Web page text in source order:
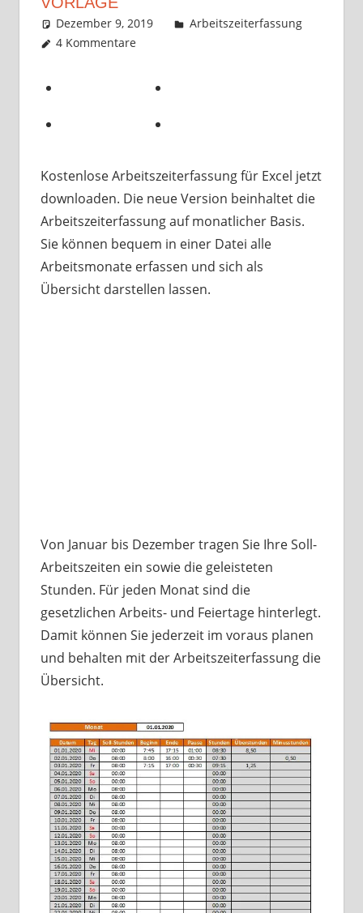
Dezember 9, 2019 k-o-v
Arbeitszeiterfassung
4 Kommentare
Kostenlose Arbeitszeiterfassung für Excel jetzt
downloaden. Die neue Version beinhaltet die
Arbeitszeiterfassung auf monatlicher Basis.
Sie können bequem in einer Datei alle
Arbeitsmonate erfassen und sich als
Übersicht darstellen lassen.
Von Januar bis Dezember tragen Sie Ihre Soll-
Arbeitszeiten ein sowie die geleisteten
Stunden. Für jeden Monat sind die
gesetzlichen Arbeits- und Feiertage hinterlegt.
Damit können Sie jederzeit im voraus planen
und behalten mit der Arbeitszeiterfassung die
Übersicht.